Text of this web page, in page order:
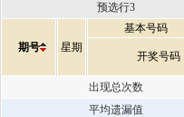
预选行3
期号 星期
基本号码
开奖号码
出现总次数
平均遗漏值